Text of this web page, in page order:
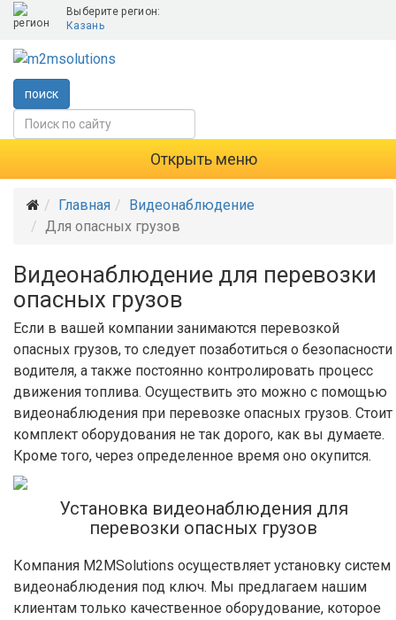
Выберите регион:
Казань
поиск
Открыть меню
Главная
Видеонаблюдение
Для опасных грузов
Видеонаблюдение для перевозки
опасных грузов
Если в вашей компании занимаются перевозкой
опасных грузов, то следует позаботиться о безопасности
водителя, а также постоянно контролировать процесс
движения топлива. Осуществить это можно с помощью
видеонаблюдения при перевозке опасных грузов. Стоит
комплект оборудования не так дорого, как вы думаете.
Кроме того, через определенное время оно окупится.
Установка видеонаблюдения для
перевозки опасных грузов
Компания M2MSolutions осуществляет установку систем
видеонаблюдения под ключ. Мы предлагаем нашим
клиентам только качественное оборудование, которое